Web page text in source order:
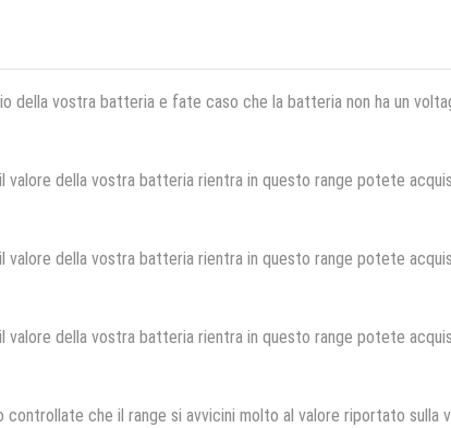
vostra batteria e fate caso che la batteria non ha un
valore della vostra batteria rientra in questo range potete
valore della vostra batteria rientra in questo range potete
valore della vostra batteria rientra in questo range potete
che il range si avvicini molto al valore riportato sulla